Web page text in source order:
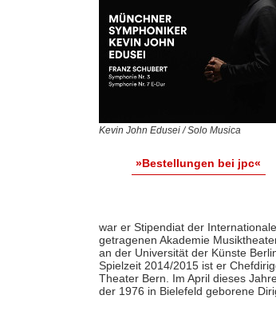
Kevin John Edusei / Solo Musica
»Bestellungen bei jpc«
war er Stipendiat der
getragenen Akademie
an der Universität der Künste
Spielzeit 2014/2015 ist er
Theater Bern. Im April dieses
der 1976 in Bielefeld geborene